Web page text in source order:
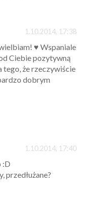
1.10.2014, 17:38
♥ Wspaniale
Ciebie pozytywną
tego, że rzeczywiście
dobrym
1.10.2014, 17:40
:D
przedłużane?